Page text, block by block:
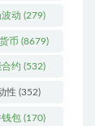
动 (279)
币 (8679)
约 (532)
性 (352)
钱包 (170)